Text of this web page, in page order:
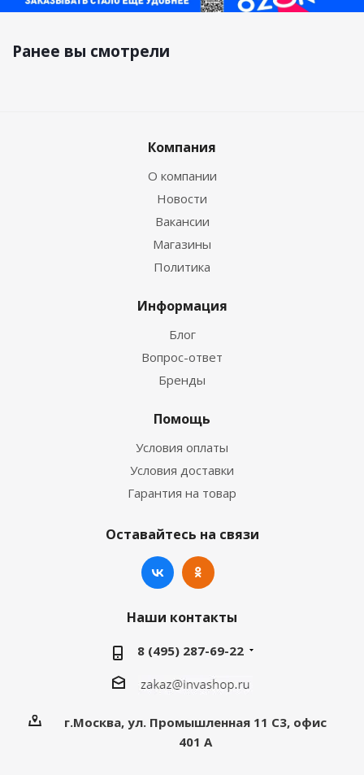
Ранее вы смотрели
Компания
О компании
Новости
Вакансии
Магазины
Политика
Информация
Блог
Вопрос-ответ
Бренды
Помощь
Условия оплаты
Условия доставки
Гарантия на товар
Оставайтесь на связи
Наши контакты
8 (495) 287-69-22
г.Москва, ул. Промышленная 11 C3, офис
401 А